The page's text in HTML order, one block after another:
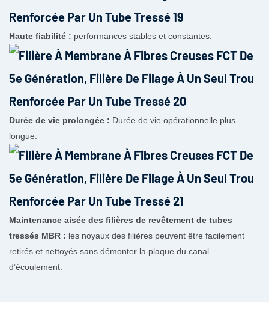
Haute fiabilité : performances stables et constantes.
Durée de vie prolongée : Durée de vie opérationnelle plus
longue.
Maintenance aisée des filières de revêtement de tubes
tressés MBR : les noyaux des filières peuvent être facilement
retirés et nettoyés sans démonter la plaque du canal
d’écoulement.